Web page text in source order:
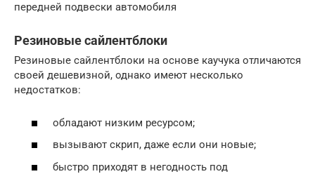
передней подвески автомобиля
Резиновые сайлентблоки
Резиновые сайлентблоки на основе каучука отличаются
своей дешевизной, однако имеют несколько
недостатков:
обладают низким ресурсом;
вызывают скрип, даже если они новые;
быстро приходят в негодность под